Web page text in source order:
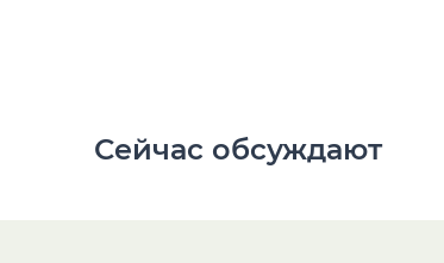
Сейчас обсуждают